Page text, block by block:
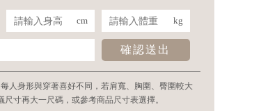
cm kg
確認送出
人身形與穿著喜好不同，若肩寬、胸圍、臀圍較大
尺寸再大一尺碼，或參考商品尺寸表選擇。